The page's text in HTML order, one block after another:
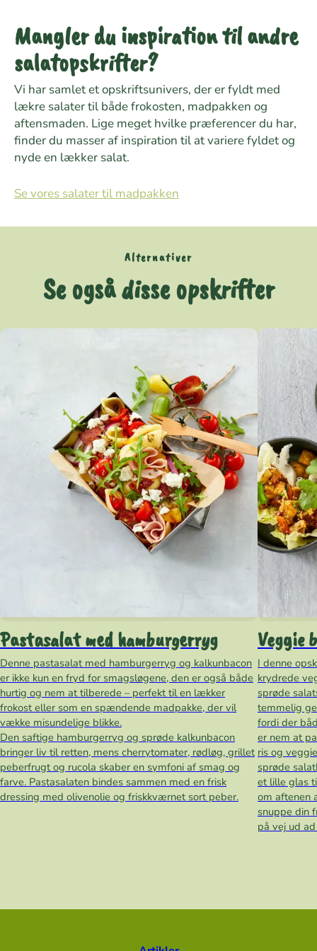
Mangler du inspiration til andre
salatopskrifter?
Vi har samlet et opskriftsunivers, der er fyldt med
lækre salater til både frokosten, madpakken og
aftensmaden. Lige meget hvilke præferencer du har,
finder du masser af inspiration til at variere fyldet og
nyde en lækker salat.
Se vores salater til madpakken
Alternativer
Se også disse opskrifter
Pastasalat med hamburgerryg
Denne pastasalat med hamburgerryg og kalkunbacon
er ikke kun en fryd for smagsløgene, den er også både
hurtig og nem at tilberede – perfekt til en lækker
frokost eller som en spændende madpakke, der vil
vække misundelige blikke.
Den saftige hamburgerryg og sprøde kalkunbacon
bringer liv til retten, mens cherrytomater, rødløg, grillet
peberfrugt og rucola skaber en symfoni af smag og
farve. Pastasalaten bindes sammen med en frisk
dressing med olivenolie og friskkværnet sort peber.
Veggie
I denne
krydrede
sprøde
temmelig
fordi der
er nem at
ris og
sprøde
et lille glas
om aftenen
snuppe din
på vej ud